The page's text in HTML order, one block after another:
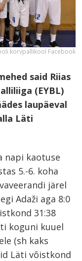
korvpallikool Facebook
said Riias
(EYBL)
laupäeval
Läti
napi kaotuse
5.-6. koha
järel
Adaži aga 8:0
31:38
koguni kuuel
(sh kaks
Läti võistkond